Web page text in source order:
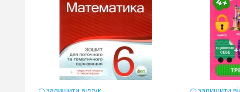
залишити відгук залишити